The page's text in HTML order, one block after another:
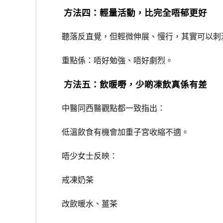
方法四：輕量活動，比完全唔郁更好
聽落反直覺，但輕微伸展、慢行，其實可以刺
重點係：唔好勉強、唔好劇烈。
方法五：飲暖嘢，少啲凍飲真係有差
中醫同西醫觀點都一致指出：
低溫飲食有機會加重子宮收縮不適。
唔少女士反映：
戒凍奶茶
改飲暖水、薑茶